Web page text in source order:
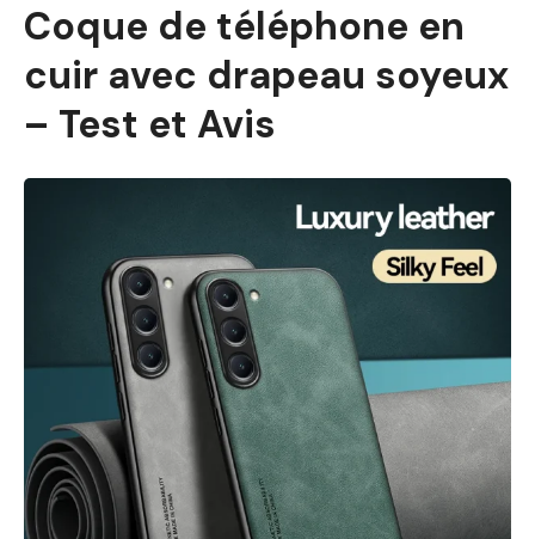
Coque de téléphone en
cuir avec drapeau soyeux
– Test et Avis